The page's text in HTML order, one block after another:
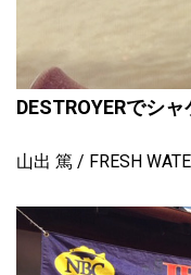
DESTROYERでシ
山出 篤 FRESH